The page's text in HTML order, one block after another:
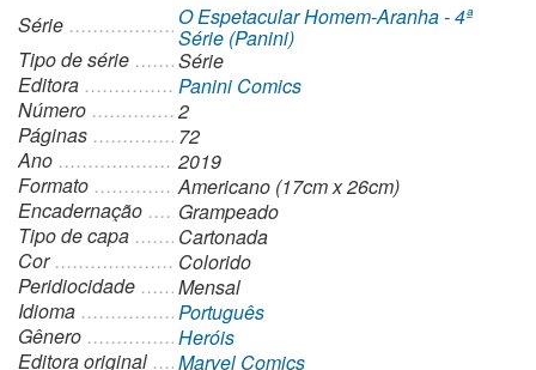
Série O Espetacular Homem-Aranha - 4ª
Série (Panini)
Tipo de série
Série
Editora
Panini Comics
Número
2
Páginas
72
Ano
2019
Formato
Americano (17cm x 26cm)
Encadernação
Grampeado
Tipo de capa
Cartonada
Cor
Colorido
Peridiocidade
Mensal
Idioma
Português
Gênero
Heróis
Editora original
Marvel Comics